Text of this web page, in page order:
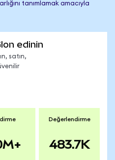
tanımlamak amacıyla
edinin
satın,
Değerlendirme
483.7K